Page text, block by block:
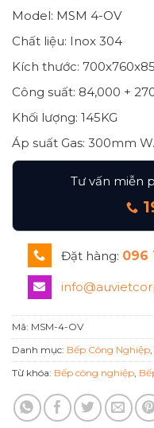
Model: MSM 4-OV
Chất liệu: Inox 304
Kích thước:
Công suất: 84,000 +
Khối lượng: 145KG
Áp suất Gas: 300mm
Tư vấn miễn
Đặt hàng: 096
Mã: MSM-4-OV
Danh mục: Bếp Công Nghiệp
Từ khóa: Bếp công nghiệp